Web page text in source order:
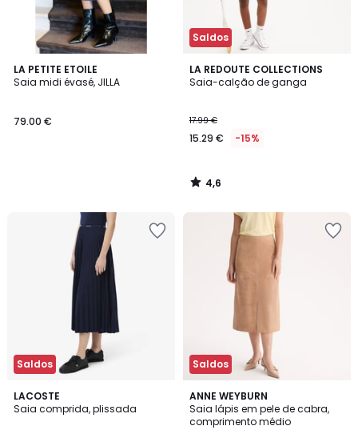
LA PETITE ETOILE
Saia midi évasé, JILLA
79.00 €
Saldos
LA REDOUTE COLLECTIONS
Saia-calção de ganga
17.99 €
15.29 € -15%
4,6
/ 5
4,6
/
Saldos
LACOSTE
Saia comprida, plissada
4
/
2
Cores
Saldos
ANNE WEYBURN
Saia lápis em pele de cabra,
comprimento médio
5
/
5